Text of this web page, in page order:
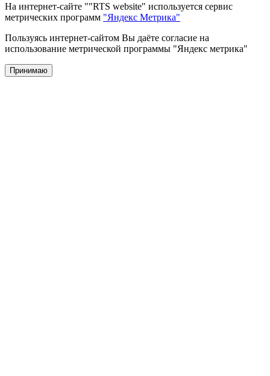
На интернет-сайте ""RTS website" используется сервис
метрических программ "Яндекс Метрика"
Пользуясь интернет-сайтом Вы даёте согласие на
использование метрической программы "Яндекс метрика"
Принимаю